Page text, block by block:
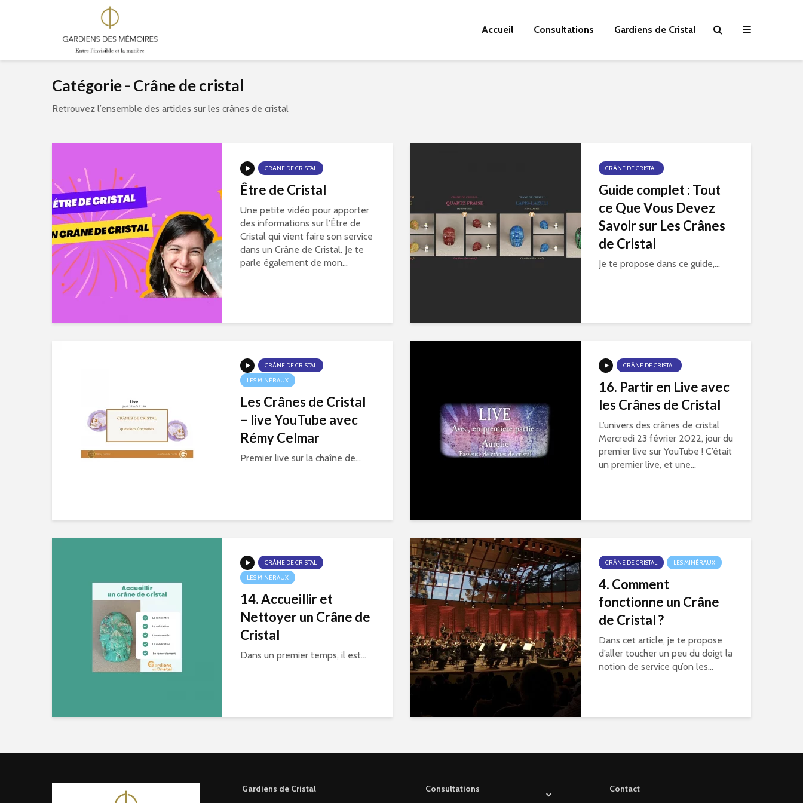
Accueil Consultations Gardiens de Cristal
Catégorie - Crâne de cristal
Retrouvez l’ensemble des articles sur les crânes de cristal
CRÂNE DE CRISTAL
Être de Cristal
Une petite vidéo pour apporter
des informations sur l’Être de
Cristal qui vient faire son service
dans un Crâne de Cristal. Je te
parle également de mon...
CRÂNE DE CRISTAL
Guide complet : Tout
ce Que Vous Devez
Savoir sur Les Crânes
de Cristal
Je te propose dans ce guide,...
CRÂNE DE CRISTAL
LES MINÉRAUX
Les Crânes de Cristal
– live YouTube avec
Rémy Celmar
Premier live sur la chaîne de...
CRÂNE DE CRISTAL
16. Partir en Live avec
les Crânes de Cristal
L’univers des crânes de cristal
Mercredi 23 février 2022, jour du
premier live sur YouTube ! C’était
un premier live, et une...
CRÂNE DE CRISTAL
LES MINÉRAUX
14. Accueillir et
Nettoyer un Crâne de
Cristal
Dans un premier temps, il est...
CRÂNE DE CRISTAL LES MINÉRAUX
4. Comment
fonctionne un Crâne
de Cristal ?
Dans cet article, je te propose
d’aller toucher un peu du doigt la
notion de service qu’on les...
Gardiens de Cristal Consultations Contact